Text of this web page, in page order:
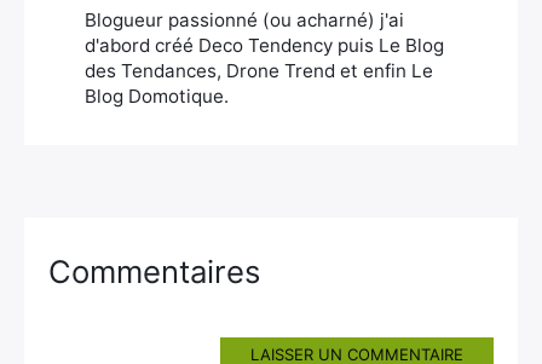
Blogueur passionné (ou acharné) j'ai
d'abord créé Deco Tendency puis Le Blog
des Tendances, Drone Trend et enfin Le
Blog Domotique.
Commentaires
LAISSER UN COMMENTAIRE
: